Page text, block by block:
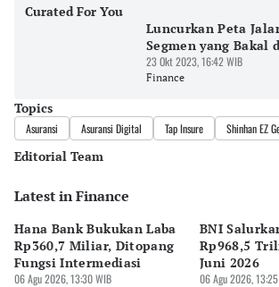
Curated For You
Luncurkan Peta
Segmen yang Bakal
23 Okt 2023, 16:42 WIB
Finance
Topics
Asuransi Asuransi Digital Tap Insure Shinhan EZ
Editorial Team
Editor
Editor
Suheriadi .
Latest in Finance
Hana Bank Bukukan Laba
Rp360,7 Miliar, Ditopang
Fungsi Intermediasi
06 Agu 2026, 13:30 WIB
BNI
Rp968,5
Juni 2026
06 Agu 2026,